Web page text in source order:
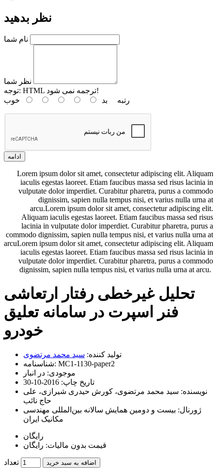
نظر بدهید
نام شما
نظر شما
توجه:
HTML ترجمه نمی شود!
رتبه بد خوب
ادامه
Lorem ipsum dolor sit amet, consectetur adipiscing elit. Aliquam
iaculis egestas laoreet. Etiam faucibus massa sed risus lacinia in
vulputate dolor imperdiet. Curabitur pharetra, purus a commodo
dignissim, sapien nulla tempus nisi, et varius nulla urna at
arcu.Lorem ipsum dolor sit amet, consectetur adipiscing elit.
Aliquam iaculis egestas laoreet. Etiam faucibus massa sed risus
lacinia in vulputate dolor imperdiet. Curabitur pharetra, purus a
commodo dignissim, sapien nulla tempus nisi, et varius nulla urna at
arcuLorem ipsum dolor sit amet, consectetur adipiscing elit. Aliquam
iaculis egestas laoreet. Etiam faucibus massa sed risus lacinia in
vulputate dolor imperdiet. Curabitur pharetra, purus a commodo
dignissim, sapien nulla tempus nisi, et varius nulla urna at arcu.
تحلیل غیرخطی رفتار ارتعاشی
فنر اسپرت در سامانه تعلیق
خودرو
تولید کننده: سید محمد مرتضوی
شناسنامه: MC1-1130-paper2
موجودی: در انبار
تاریخ چاپ: 2016-10-30
نویسنده: سید محمد مرتضوی، کورش حیدری شیرازی، علی
حاج نائب
ژورنال: بیست و دومین همايش سالانه بین‌المللی مهندسی
مکانیک ايران
رایگان
قیمت بدون مالیات: رایگان
تعداد اضافه به سبد خرید